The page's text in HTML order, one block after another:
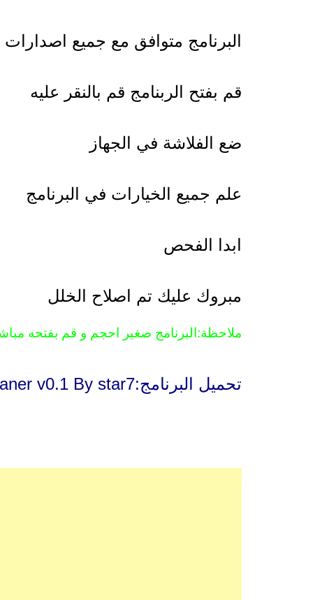
البرنامج متوافق مع جميع اصدارات
قم بفتح الربنامج قم بالنقر عليه
ضع الفلاشة في الجهاز
علم جميع الخيارات في البرنامج
ابدا الفحص
مبروك عليك تم اصلاح الخلل
ملاحظة:البرنامج صغير احجم و قم بفتحه
تحميل البرنامج:USB Cleaner v0.1 By star7